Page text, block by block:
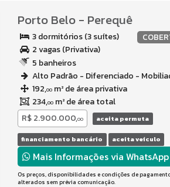
Porto Belo- Perequê
3 dormitórios (3 suítes)
2 vagas (Privativa)
5 banheiros
Alto Padrão - Diferenciado -
192,00 m² de área privativa
234,00 m² de área total
R$ 2.900.000,00 aceita permuta
financiamento bancário aceita veículo
Mais Informações via WhatsApp
Os preços, disponibilidades e condições de
alterados sem prévia comunicação.